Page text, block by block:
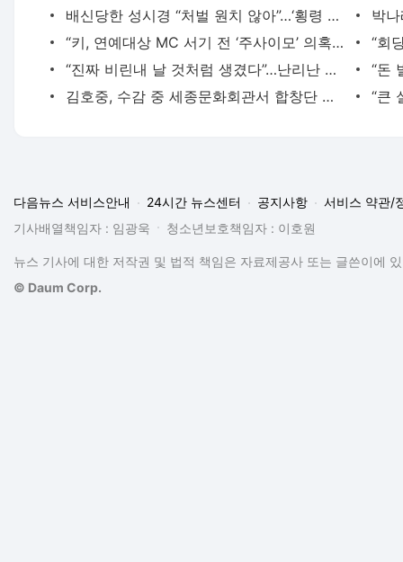
배신당한 성시경 “처벌 원치 않아”…‘횡령 혐의’ 매니저 불송치
“키, 연예대상 MC 서기 전 ‘주사이모’ 의혹 입장 밝혀라”…‘나혼산’ 팬들 뿔났다
“진짜 비린내 날 것처럼 생겼다”…난리난 완도 전복쿠션, 뭐길래
김호중, 수감 중 세종문화회관서 합창단 공연?…“사실무근, 단원도 아냐”
다음뉴스 서비스안내 24시간 뉴스센터 공지사항
서비스 약관/
기사배열책임자 : 임광욱
청소년보호책임자 : 이호원
뉴스 기사에 대한 저작권 및 법적 책임은 자료제공사 또는 글쓴이에
© Daum Corp.